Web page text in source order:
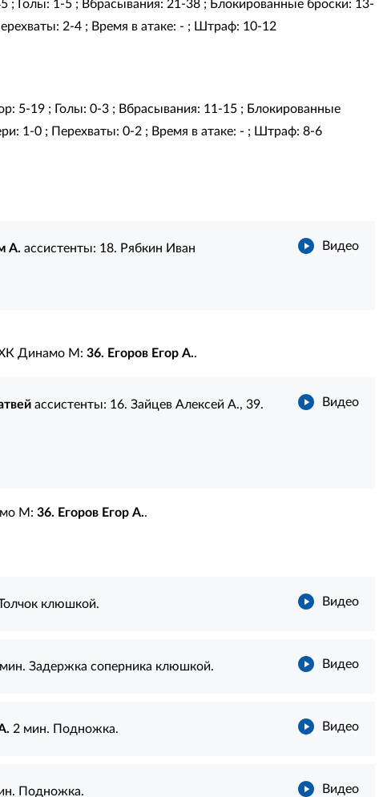
; Голы: 1-5 ; Вбрасывания: 21-38 ; Блокированные броски: 13-
2-4 ; Время в атаке: - ; Штраф: 10-12
5-19 ; Голы: 0-3 ; Вбрасывания: 11-15 ; Блокированные
1-0 ; Перехваты: 0-2 ; Время в атаке: - ; Штраф: 8-6
Видео
А. ассистенты: 18. Рябкин Иван
Динамо М: 36. Егоров Егор А..
Видео
ассистенты: 16. Зайцев Алексей А., 39.
М: 36. Егоров Егор А..
Видео
клюшкой.
Видео
Задержка соперника клюшкой.
Видео
2 мин. Подножка.
Видео
Подножка.